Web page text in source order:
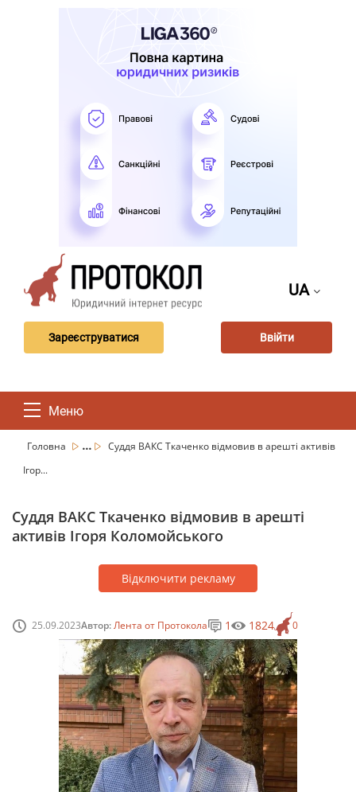
UA
Зареєструватися Ввійти
Меню
Головна ...
Суддя ВАКС Ткаченко відмовив в арешті активів
Ігор...
Суддя ВАКС Ткаченко відмовив в арешті
активів Ігоря Коломойського
Відключити рекламу
25.09.2023Автор:Лента от Протокола 0
1 1824